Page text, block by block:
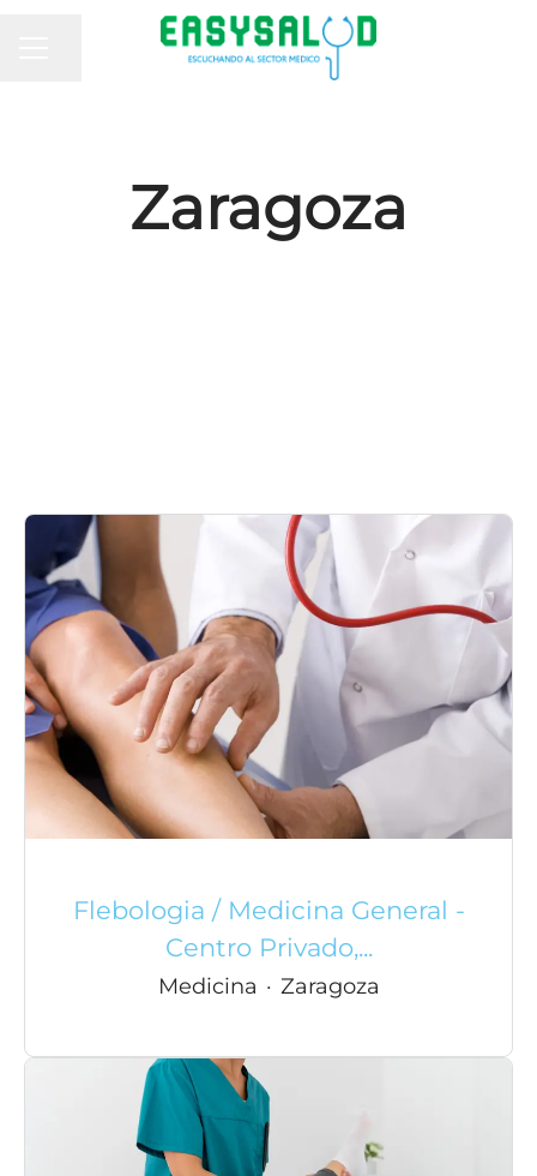
MENÚ DE EMPLEO
Compartir página
Zaragoza
Flebologia / Medicina General -
Centro Privado,...
Medicina · Zaragoza